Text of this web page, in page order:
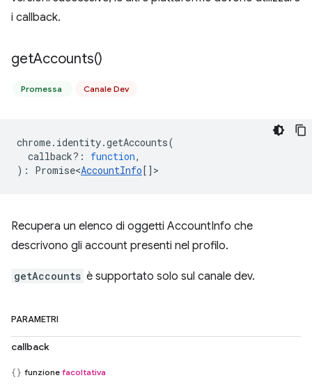
i callback.
getAccounts()
Promessa Canale Dev
chrome. identity.getAccounts(
callback? : function,
) : Promise<AccountInfo[] >
Recupera un elenco di oggetti AccountInfo che
descrivono gli account presenti nel profilo.
getAccounts è supportato solo sul canale dev.
PARAMETRI
callback
funzione facoltativa